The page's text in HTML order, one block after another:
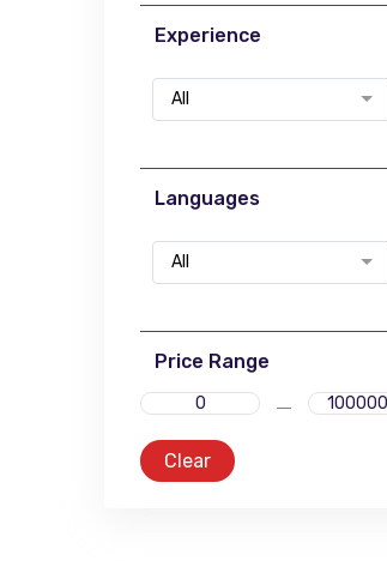
Experience
All
Languages
All
Price Range
Clear